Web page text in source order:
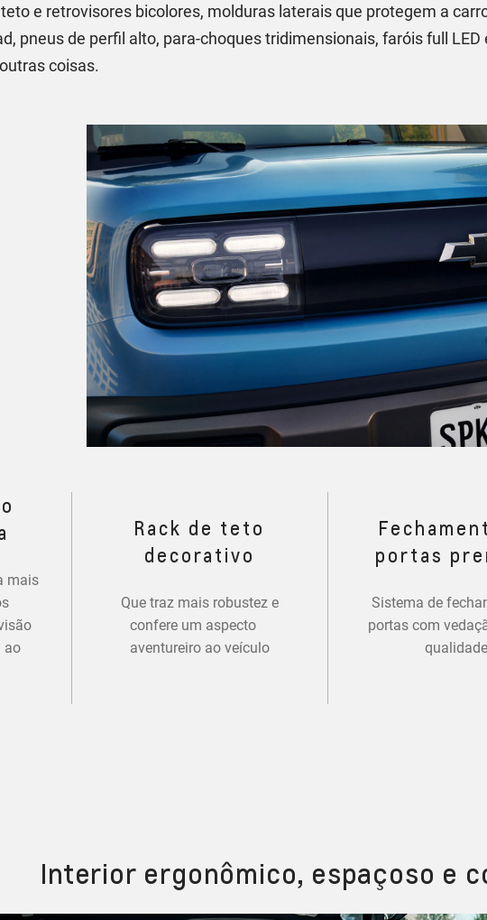
e retrovisores bicolores, molduras laterais que protegem a
pneus de perfil alto, para-choques tridimensionais, faróis full
coisas.
mais
ao
Rack de teto
decorativo
Que traz mais robustez e
confere um aspecto
aventureiro ao veículo
portas
Sistema de
portas com
qualidade
Interior ergonômico, espaçoso e